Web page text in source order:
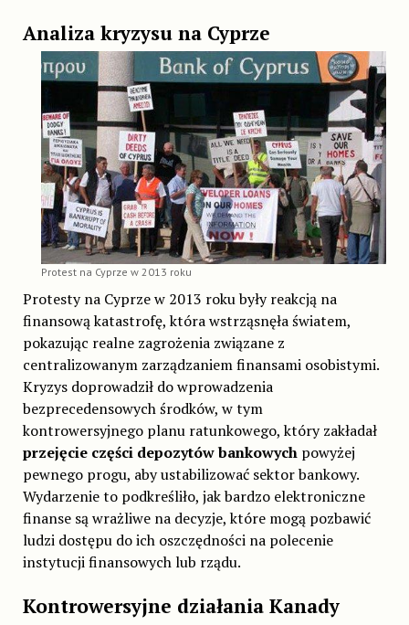
Analiza kryzysu na Cyprze
Protest na Cyprze w 2013 roku
Protesty na Cyprze w 2013 roku były reakcją na
finansową katastrofę, która wstrząsnęła światem,
pokazując realne zagrożenia związane z
centralizowanym zarządzaniem finansami osobistymi.
Kryzys doprowadził do wprowadzenia
bezprecedensowych środków, w tym
kontrowersyjnego planu ratunkowego, który zakładał
przejęcie części depozytów bankowych powyżej
pewnego progu, aby ustabilizować sektor bankowy.
Wydarzenie to podkreśliło, jak bardzo elektroniczne
finanse są wrażliwe na decyzje, które mogą pozbawić
ludzi dostępu do ich oszczędności na polecenie
instytucji finansowych lub rządu.
Kontrowersyjne działania Kanady